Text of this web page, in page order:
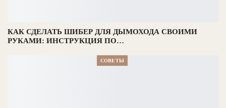
КАК СДЕЛАТЬ ШИБЕР ДЛЯ ДЫМОХОДА СВОИМИ
РУКАМИ: ИНСТРУКЦИЯ ПО…
СОВЕТЫ